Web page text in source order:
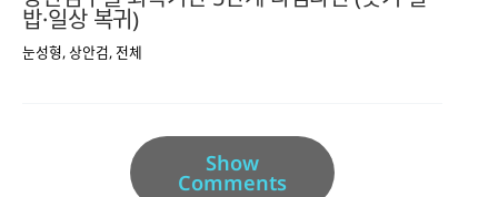
밥·일상 복귀)
눈성형,상안검,전체
Show
Comments